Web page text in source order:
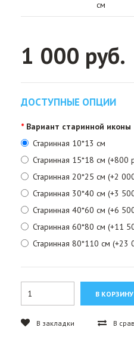
см
1 000 руб.
ДОСТУПНЫЕ ОПЦИИ
Вариант старинной иконы
Старинная 10*13 см
Старинная 15*18 см (+800
Старинная 20*25 см (+2
Старинная 30*40 см (+3
Старинная 40*60 см (+6
Старинная 60*80 см (+11
Старинная 80*110 см (+23
В закладки В